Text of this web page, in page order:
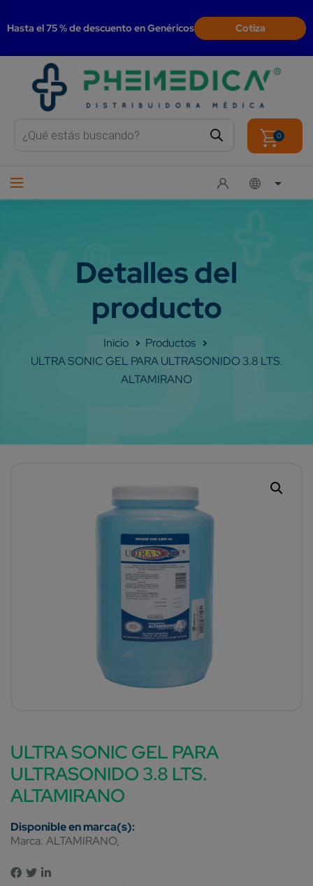
Hasta el 75 % de descuento en Genéricos Cotiza
search 0
Shop
ULTRA SONIC GEL PARA ULTRASONIDO 3.8 LTS.
ALTAMIRANO
ULTRA SONIC GEL PARA
ULTRASONIDO 3.8 LTS.
ALTAMIRANO
Marca: ALTAMIRANO